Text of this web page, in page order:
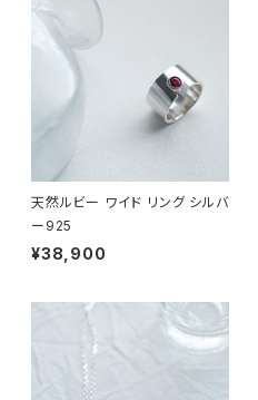
天然ルビー ワイド リング シルバ
ー925
¥38,900